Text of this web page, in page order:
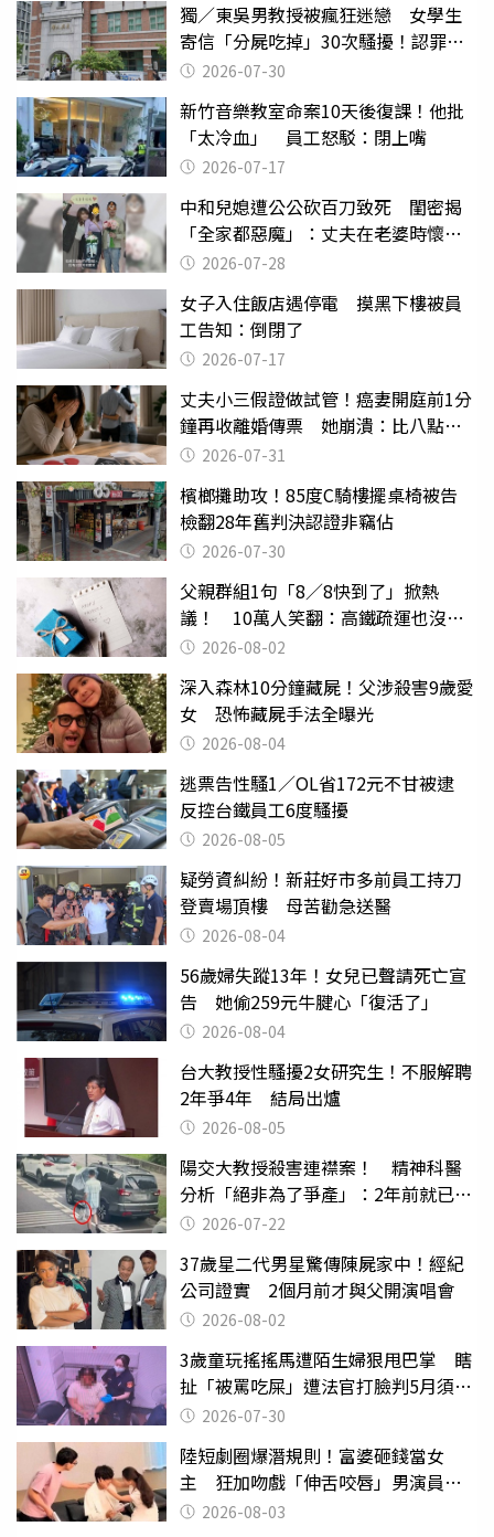
獨／東吳男教授被瘋狂迷戀 女學生
寄信「分屍吃掉」30次騷擾！認罪免
關 2026-07-30
新竹音樂教室命案10天後復課！他批
「太冷血」 員工怒駁：閉上嘴
2026-07-17
中和兒媳遭公公砍百刀致死 閨密揭
「全家都惡魔」：丈夫在老婆時懷孕
摔東西
2026-07-28
女子入住飯店遇停電 摸黑下樓被員
工告知：倒閉了
2026-07-17
丈夫小三假證做試管！癌妻開庭前1分
鐘再收離婚傳票 她崩潰：比八點檔
還扯2026-07-31
檳榔攤助攻！85度C騎樓擺桌椅被告
檢翻28年舊判決認證非竊佔
2026-07-30
父親群組1句「8／8快到了」掀熱
議！ 10萬人笑翻：高鐵疏運也沒列
父親節
2026-08-02
深入森林10分鐘藏屍！父涉殺害9歲愛
女 恐怖藏屍手法全曝光
2026-08-04
逃票告性騷1／OL省172元不甘被逮
反控台鐵員工6度騷擾
2026-08-05
疑勞資糾紛！新莊好市多前員工持刀
登賣場頂樓 母苦勸急送醫
2026-08-04
56歲婦失蹤13年！女兒已聲請死亡宣
告 她偷259元牛腱心「復活了」
2026-08-04
台大教授性騷擾2女研究生！不服解聘
2年爭4年 結局出爐
2026-08-05
陽交大教授殺害連襟案！ 精神科醫
分析「絕非為了爭產」：2年前就已言
行詭異
2026-07-22
37歲星二代男星驚傳陳屍家中！經紀
公司證實 2個月前才與父開演唱會
2026-08-02
3歲童玩搖搖馬遭陌生婦狠甩巴掌 瞎
扯「被罵吃屎」遭法官打臉判5月須入
監 2026-07-30
陸短劇圈爆潛規則！富婆砸錢當女
主 狂加吻戲「伸舌咬唇」男演員崩
潰 2026-08-03